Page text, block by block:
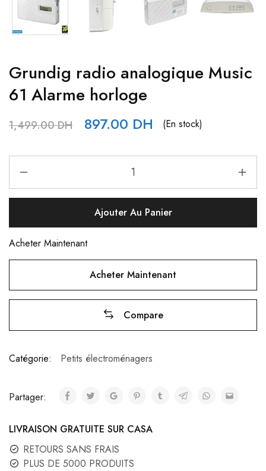
Grundig radio analogique Music
61 Alarme horloge
1,499.00DH 897.00 DH (En stock)
Ajouter Au Panier
Acheter Maintenant
Acheter Maintenant
Compare
Catégorie: Petits électroménagers
Partager:
LIVRAISON GRATUITE SUR CASA
RETOURS SANS FRAIS
PLUS DE 5000 PRODUITS